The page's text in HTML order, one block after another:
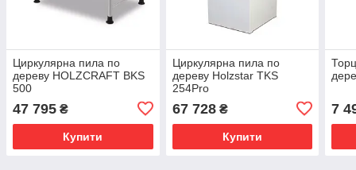
Циркулярна пила по
дереву HOLZCRAFT BKS
500
47 795 ₴
Купити
Циркулярна пила по
дереву Holzstar TKS
254Pro
67 728₴
Купити
7